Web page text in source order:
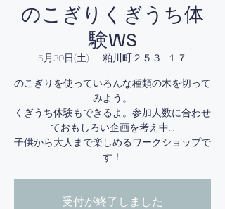
のこぎりくぎうち体
験WS
5月30日(土)
  |
粕川町２５３−１７
のこぎりを使っていろんな種類の木を切って
みよう。
くぎうち体験もできるよ。参加人数に合わせ
ておもしろい企画を考え中…
子供から大人まで楽しめるワークショップで
す！
受付が終了しました